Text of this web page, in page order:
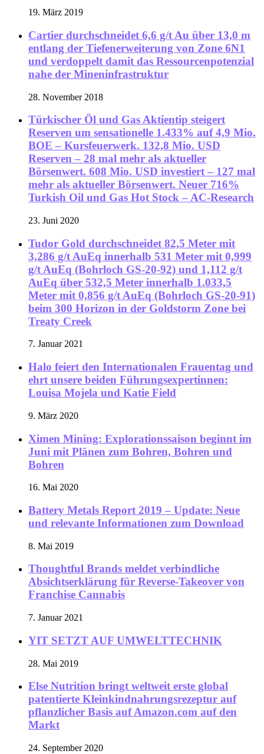
19. März 2019
Cartier durchschneidet 6,6 g/t Au über 13,0 m
entlang der Tiefenerweiterung von Zone 6N1
und verdoppelt damit das Ressourcenpotenzial
nahe der Mineninfrastruktur
28. November 2018
Türkischer Öl und Gas Aktientip steigert
Reserven um sensationelle 1.433% auf 4,9 Mio.
BOE – Kursfeuerwerk. 132,8 Mio. USD
Reserven – 28 mal mehr als aktueller
Börsenwert. 608 Mio. USD investiert – 127 mal
mehr als aktueller Börsenwert. Neuer 716%
Turkish Oil und Gas Hot Stock – AC-Research
23. Juni 2020
Tudor Gold durchschneidet 82,5 Meter mit
3,286 g/t AuEq innerhalb 531 Meter mit 0,999
g/t AuEq (Bohrloch GS-20-92) und 1,112 g/t
AuEq über 532,5 Meter innerhalb 1.033,5
Meter mit 0,856 g/t AuEq (Bohrloch GS-20-91)
beim 300 Horizon in der Goldstorm Zone bei
Treaty Creek
7. Januar 2021
Halo feiert den Internationalen Frauentag und
ehrt unsere beiden Führungsexpertinnen:
Louisa Mojela und Katie Field
9. März 2020
Ximen Mining: Explorationssaison beginnt im
Juni mit Plänen zum Bohren, Bohren und
Bohren
16. Mai 2020
Battery Metals Report 2019 – Update: Neue
und relevante Informationen zum Download
8. Mai 2019
Thoughtful Brands meldet verbindliche
Absichtserklärung für Reverse-Takeover von
Franchise Cannabis
7. Januar 2021
YIT SETZT AUF UMWELTTECHNIK
28. Mai 2019
Else Nutrition bringt weltweit erste global
patentierte Kleinkindnahrungsrezeptur auf
pflanzlicher Basis auf Amazon.com auf den
Markt
24. September 2020